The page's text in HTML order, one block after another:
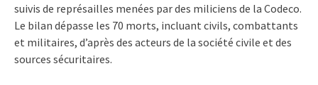
suivis de représailles menées par des miliciens de la Codeco.
Le bilan dépasse les 70 morts, incluant civils, combattants
et militaires, d’après des acteurs de la société civile et des
sources sécuritaires.